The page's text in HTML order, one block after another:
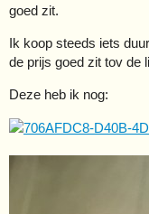
goed zit.
Ik koop steeds iets
de prijs goed zit tov de
Deze heb ik nog: